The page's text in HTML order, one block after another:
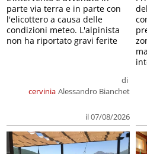
cervinia
di
Alessandro Bianchet
il 07/08/2026
parte via terra e in parte con
l'elicottero a causa delle
condizioni meteo. L'alpinista
non ha riportato gravi ferite